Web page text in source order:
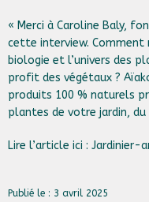
« Merci à Caroline Baly,
cette interview. Comment
biologie et l’univers des
profit des végétaux ?
produits 100 % naturels
plantes de votre jardin,
Lire l’article ici : Jardinier-
Publié le : 3 avril 2025